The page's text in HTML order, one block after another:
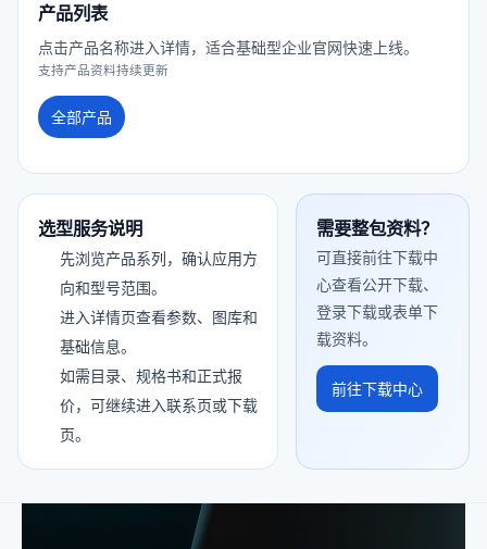
产品列表
点击产品名称进入详情，适合基础型企业官网快速上线。
支持产品资料持续更新
全部产品
选型服务说明
先浏览产品系列，确认应用方
向和型号范围。
进入详情页查看参数、图库和
基础信息。
如需目录、规格书和正式报
价，可继续进入联系页或下载
页。
需要整包资料？
可直接前往下载中
心查看公开下载、
登录下载或表单下
载资料。
前往下载中心